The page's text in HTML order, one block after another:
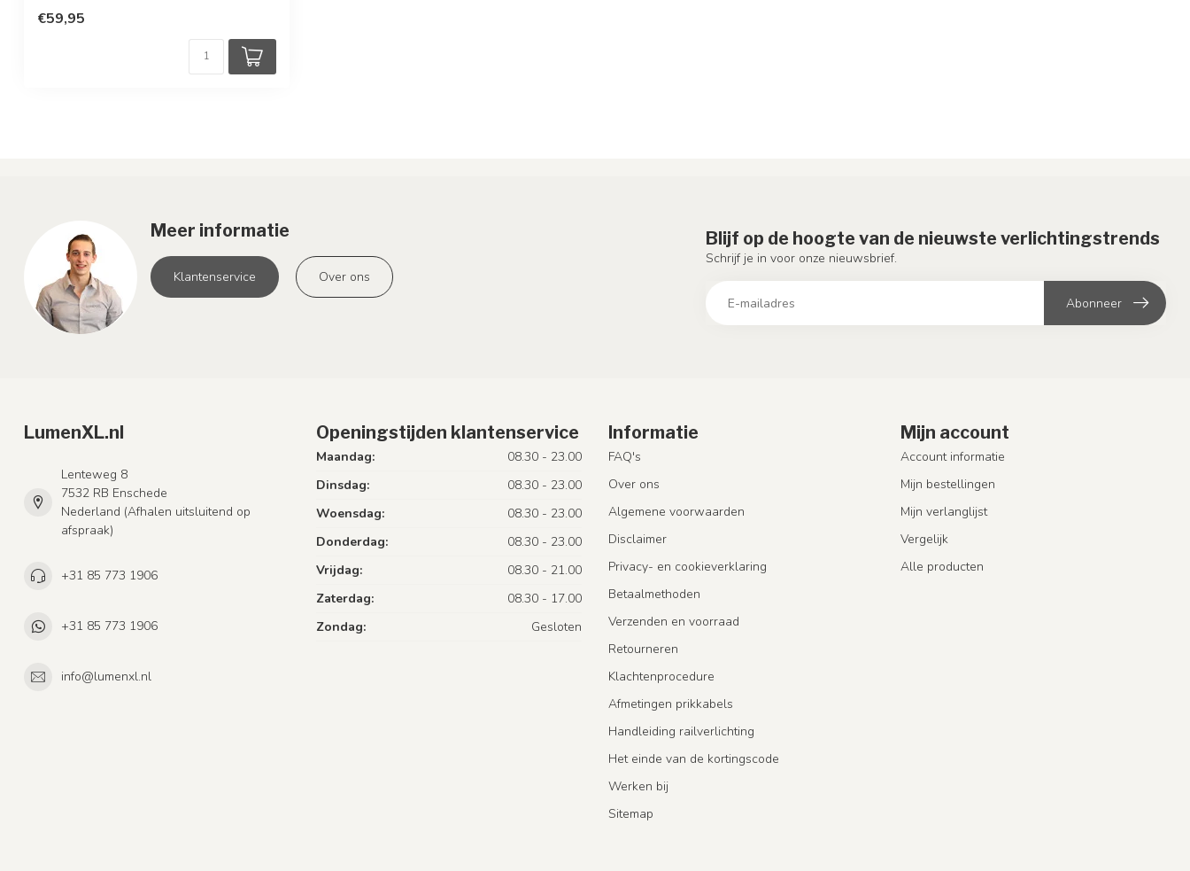
€59,95
Meer informatie
Klantenservice Over ons
Blijf op de hoogte van de nieuwste verlichtingstrends
Schrijf je in voor onze nieuwsbrief.
Abonneer
LumenXL.nl
Lenteweg 8
7532 RB Enschede
Nederland (Afhalen uitsluitend op
afspraak)
+31 85 773 1906
+31 85 773 1906
info@lumenxl.nl
Openingstijden klantenservice
Maandag:
08.30 - 23.00
Dinsdag:
08.30 - 23.00
Woensdag:
08.30 - 23.00
Donderdag:
08.30 - 23.00
Vrijdag:
08.30 - 21.00
Zaterdag:
08.30 - 17.00
Zondag:
Gesloten
Informatie
FAQ's
Over ons
Algemene voorwaarden
Disclaimer
Privacy- en cookieverklaring
Betaalmethoden
Verzenden en voorraad
Retourneren
Klachtenprocedure
Afmetingen prikkabels
Handleiding railverlichting
Het einde van de kortingscode
Werken bij
Sitemap
Mijn account
Account informatie
Mijn bestellingen
Mijn verlanglijst
Vergelijk
Alle producten